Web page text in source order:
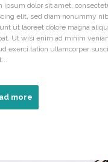
ipsum dolor sit amet,
elit, sed diam nonummy
ut laoreet dolore magna
Ut wisi enim ad minim
exerci tation ullamcorper
more